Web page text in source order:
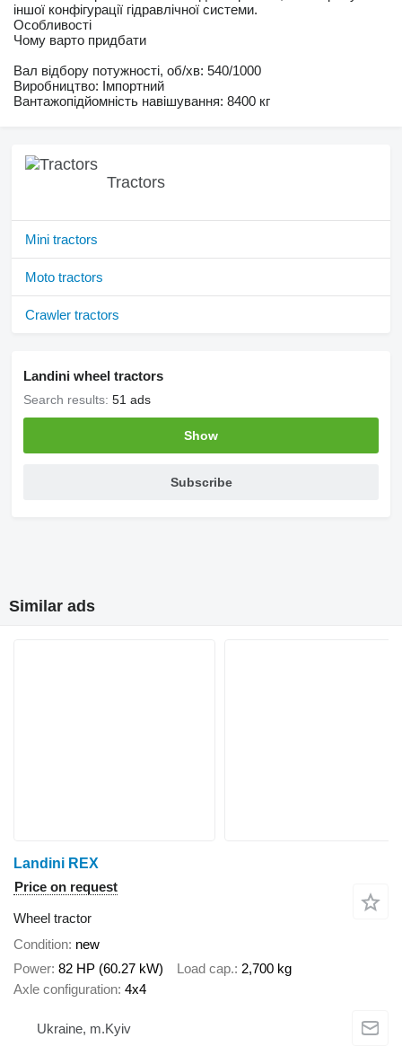
іншої конфігурації гідравлічної системи.
Особливості
Чому варто придбати
Вал відбору потужності, об/хв: 540/1000
Виробництво: Імпортний
Вантажопідйомність навішування: 8400 кг
Tractors
Mini tractors
Moto tractors
Crawler tractors
Landini wheel tractors
Search results: 51 ads
Show
Subscribe
Similar ads
Landini REX
Price on request
Wheel tractor
Condition new
Power 82 HP (60.27 kW) Load cap. 2,700 kg
Axle configuration 4x4
Ukraine, m.Kyiv